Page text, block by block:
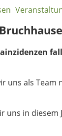
uns als
uns in